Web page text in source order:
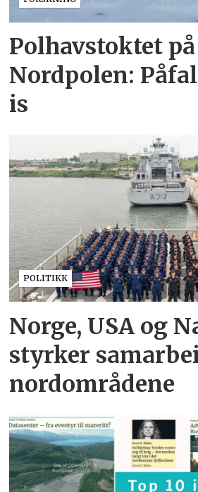
Polhavstoktet på
Nordpolen:
is
POLITIKK
Norge, USA og
styrker
nordområdene